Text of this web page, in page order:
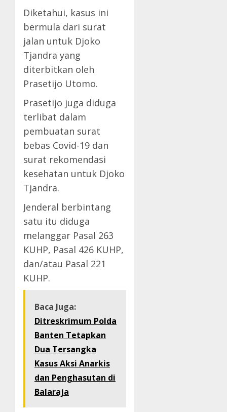
Diketahui, kasus ini
bermula dari surat
jalan untuk Djoko
Tjandra yang
diterbitkan oleh
Prasetijo Utomo.
Prasetijo juga diduga
terlibat dalam
pembuatan surat
bebas Covid-19 dan
surat rekomendasi
kesehatan untuk Djoko
Tjandra.
Jenderal berbintang
satu itu diduga
melanggar Pasal 263
KUHP, Pasal 426 KUHP,
dan/atau Pasal 221
KUHP.
Baca Juga:
Ditreskrimum Polda
Banten Tetapkan
Dua Tersangka
Kasus Aksi Anarkis
dan Penghasutan di
Balaraja